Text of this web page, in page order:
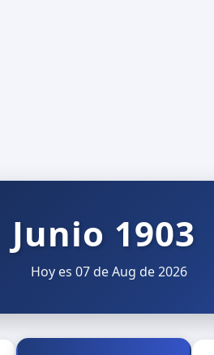
Junio 1903
Hoy es 07 de Aug de 2026